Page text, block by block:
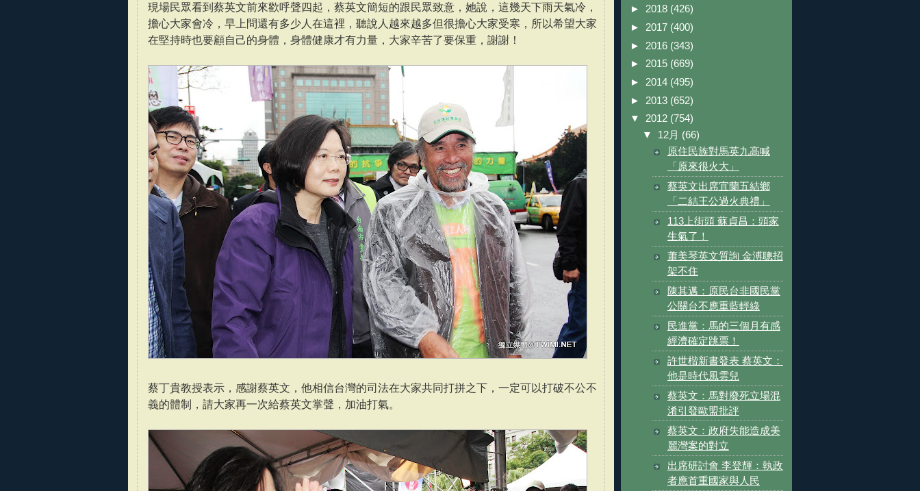
現場民眾看到蔡英文前來歡呼聲四起，蔡英文簡短的跟民眾致意，她說，這幾天下雨天氣冷，
擔心大家會冷，早上問還有多少人在這裡，聽說人越來越多但很擔心大家受寒，所以希望大家
在堅持時也要顧自己的身體，身體健康才有力量，大家辛苦了要保重，謝謝！
蔡丁貴教授表示，感謝蔡英文，他相信台灣的司法在大家共同打拼之下，一定可以打破不公不
義的體制，請大家再一次給蔡英文掌聲，加油打氣。
► 2018 (426)
► 2017 (400)
► 2016 (343)
► 2015 (669)
► 2014 (495)
► 2013 (652)
▼ 2012 (754)
▼ 12月 (66)
原住民族對馬英九高喊
「原來很火大」
蔡英文出席宜蘭五結鄉
「二結王公過火典禮」
113上街頭 蘇貞昌：頭家
生氣了！
蕭美琴英文質詢 金溥聰招
架不住
陳其邁：原民台非國民黨
公關台不應重藍輕綠
民進黨：馬的三個月有感
經濟確定跳票！
許世楷新書發表 蔡英文：
他是時代風雲兒
蔡英文：馬對廢死立場混
淆引發歐盟批評
蔡英文：政府失能造成美
麗灣案的對立
出席研討會 李登輝：執政
者應首重國家與人民